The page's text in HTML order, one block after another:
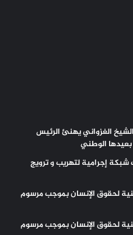
الغزواني يهنئ الرئيس
بعيدها الوطني
إجرامية لتهريب و ترويج
لحقوق الإنسان بموجب مرسوم
لحقوق الإنسان بموجب مرسوم